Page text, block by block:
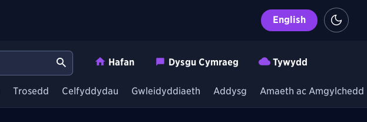
English
Hafan Dysgu Cymraeg Tywydd
Trosedd Celfyddydau Gwleidyddiaeth Addysg Amaeth ac Amgylchedd